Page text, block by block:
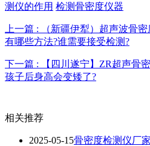
测仪的作用 检测骨密度仪器
上一篇 : （新疆伊犁）超声波骨
有哪些方法?谁需要接受检测?
下一篇 : 【四川遂宁】ZR超声骨
孩子后身高会变矮了?
相关推荐
2025-05-15骨密度检测仪厂